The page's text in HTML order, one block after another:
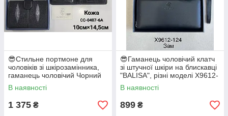
😎Стильне портмоне для
чоловіків зі шкірозамінника,
гаманець чоловічий Чорний
CC-0407-6A
В наявності
1 375 ₴
😎Гаманець чоловічий клатч
зі штучної шкіри на блискавці
"BALISA", різні моделі X9612-
124
В наявності
899 ₴